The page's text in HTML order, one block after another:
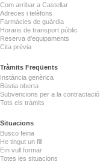
Com arribar a Castellar
Adreces i telèfons
Farmàcies de guàrdia
Horaris de transport públic
Reserva d'equipaments
Cita prèvia
Tràmits Freqüents
Instància genèrica
Bústia oberta
Subvencions per a la contractació
Tots els tràmits
Situacions
Busco feina
He tingut un fill
Em vull formar
Totes les situacions